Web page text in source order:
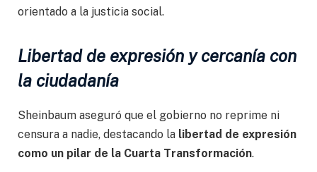
orientado a la justicia social.
Libertad de expresión y cercanía con
la ciudadanía
Sheinbaum aseguró que el gobierno no reprime ni
censura a nadie, destacando la libertad de expresión
como un pilar de la Cuarta Transformación.